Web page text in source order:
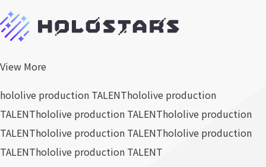
View More
hololive production TALENThololive production
TALENThololive production TALENThololive production
TALENThololive production TALENThololive production
TALENThololive production TALENT